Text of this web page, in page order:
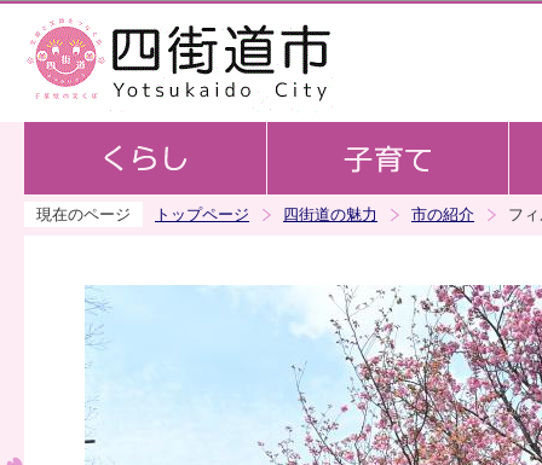
現在のページ トップページ 四街道の魅力 市の紹介 フ